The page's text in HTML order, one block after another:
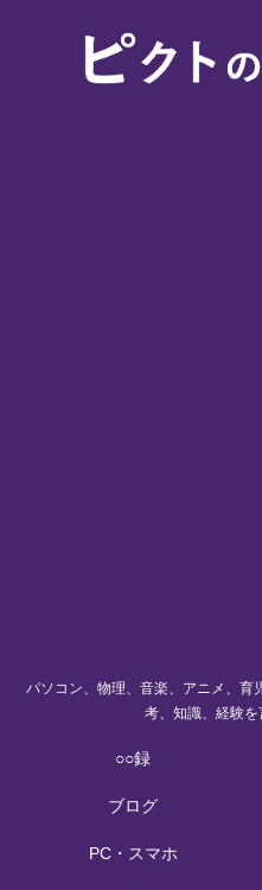
パソコン、物理、音楽、アニメ、育
考、知識、経験を
○○録
ブログ
PC・スマホ